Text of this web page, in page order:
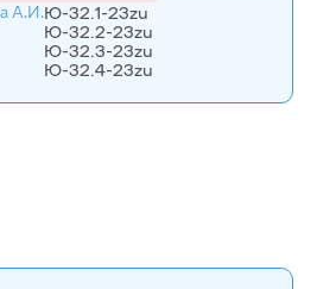
А.И.Ю-32.1-23zu
Ю-32.2-23zu
Ю-32.3-23zu
Ю-32.4-23zu